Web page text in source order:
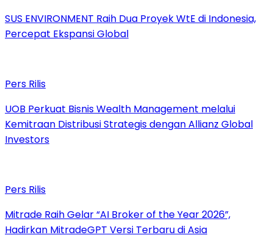
SUS ENVIRONMENT Raih Dua Proyek WtE di Indonesia,
Percepat Ekspansi Global
Pers Rilis
UOB Perkuat Bisnis Wealth Management melalui
Kemitraan Distribusi Strategis dengan Allianz Global
Investors
Pers Rilis
Mitrade Raih Gelar “AI Broker of the Year 2026”,
Hadirkan MitradeGPT Versi Terbaru di Asia